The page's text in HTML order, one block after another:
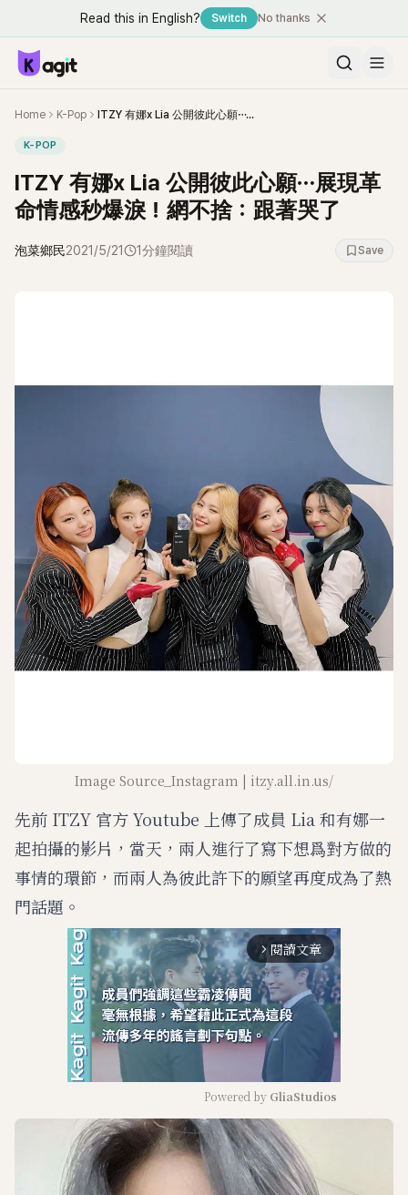
Read this in English? Switch No thanks
Home K-Pop ITZY 有娜x Lia 公開彼此心願⋯展現革命情感秒爆淚！網不捨：跟著哭了
K-POP
ITZY 有娜x Lia 公開彼此心願⋯展現革
命情感秒爆淚！網不捨：跟著哭了
泡菜鄉民2021/5/21 1分鐘閱讀 Save
Image Source_Instagram | itzy.all.in.us/
先前 ITZY 官方 Youtube 上傳了成員 Lia 和有娜一
起拍攝的影片，當天，兩人進行了寫下想爲對方做的
事情的環節，而兩人為彼此許下的願望再度成為了熱
門話題。
arrow_forward_ios 閱讀文章
M
u
t
e
Powered by GliaStudios